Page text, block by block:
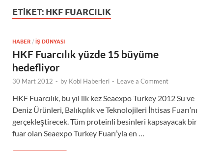
ETIKET: HKF FUARCILIK
HABER / İŞ DÜNYASI
HKF Fuarcılık yüzde 15 büyüme
hedefliyor
30 Mart 2012 - by Kobi Haberleri - Leave a Comment
HKF Fuarcılık, bu yıl ilk kez Seaexpo Turkey 2012 Su ve
Deniz Ürünleri, Balıkçılık ve Teknolojileri İhtisas Fuarı’nı
gerçekleştirecek. Tüm proteinli besinleri kapsayacak bir
fuar olan Seaexpo Turkey Fuarı’yla en …